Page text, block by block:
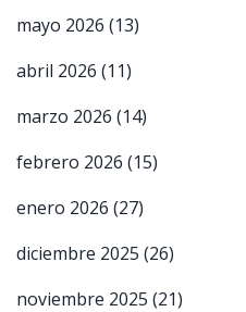
mayo 2026 (13)
abril 2026 (11)
marzo 2026 (14)
febrero 2026 (15)
enero 2026 (27)
diciembre 2025 (26)
noviembre 2025 (21)